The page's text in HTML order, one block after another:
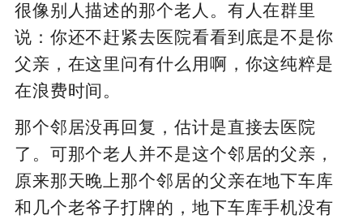
很像别人描述的那个老人。有人在群里
说：你还不赶紧去医院看看到底是不是你
父亲，在这里问有什么用啊，你这纯粹是
在浪费时间。
那个邻居没再回复，估计是直接去医院
了。可那个老人并不是这个邻居的父亲，
原来那天晚上那个邻居的父亲在地下车库
和几个老爷子打牌的，地下车库手机没有